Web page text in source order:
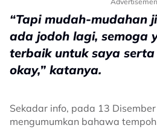
“Tapi mudah-mudahan
ada jodoh lagi, semoga
terbaik untuk saya
okay,” katanya.
Sekadar info, pada 13
mengumumkan bahawa